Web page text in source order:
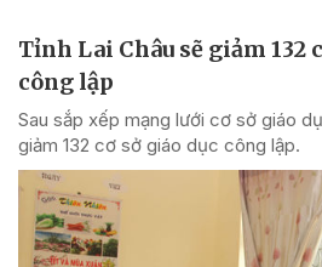
Tỉnh Lai Châu sẽ giảm 132
công lập
Sau sắp xếp mạng lưới cơ sở giáo
giảm 132 cơ sở giáo dục công lập.